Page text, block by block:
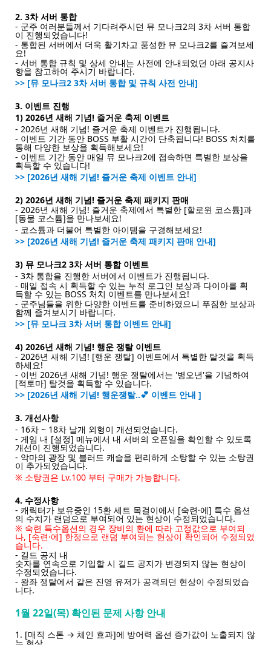
2. 3차 서버 통합
- 군주 여러분들께서 기다려주시던 뮤 모나크2의 3차 서버 통합
이 진행되었습니다!
- 통합된 서버에서 더욱 활기차고 풍성한 뮤 모나크2를 즐겨보세
요!
- 서버 통합 규칙 및 상세 안내는 사전에 안내되었던 아래 공지사
항을 참고하여 주시기 바랍니다.
>> [뮤 모나크2 3차 서버 통합 및 규칙 사전 안내]
3. 이벤트 진행
1) 2026년 새해 기념! 즐거운 축제 이벤트
- 2026년 새해 기념! 즐거운 축제 이벤트가 진행됩니다.
- 이벤트 기간 동안 BOSS 부활 시간이 단축됩니다! BOSS 처치를
통해 다양한 보상을 획득해보세요!
- 이벤트 기간 동안 매일 뮤 모나크2에 접속하면 특별한 보상을
획득할 수 있습니다!
>> [2026년 새해 기념! 즐거운 축제 이벤트 안내]
2)2026년 새해 기념! 즐거운 축제 패키지 판매
- 2026년 새해 기념! 즐거운 축제에서 특별한 [할로윈 코스튬]과
[동물 코스튬]을 만나보세요!
- 코스튬과 더불어 특별한 아이템을 구경해보세요!
>> [2026년 새해 기념! 즐거운 축제 패키지 판매 안내]
3) 뮤 모나크2 3차 서버 통합 이벤트
- 3차 통합을 진행한 서버에서 이벤트가 진행됩니다.
- 매일 접속 시 획득할 수 있는 누적 로그인 보상과 다이아를 획
득할 수 있는 BOSS 처치 이벤트를 만나보세요!
- 군주님들을 위한 다양한 이벤트를 준비하였으니 푸짐한 보상과
함께 즐겨보시기 바랍니다.
>> [뮤 모나크 3차 서버 통합 이벤트 안내]
4) 2026년 새해 기념! 행운 쟁탈 이벤트
- 2026년 새해 기념! [행운 쟁탈] 이벤트에서 특별한 탈것을 획득
하세요!
- 이번 2026년 새해 기념! 행운 쟁탈에서는 '병오년'을 기념하여
[적토마] 탈것을 획득할 수 있습니다.
>> [2026년 새해 기념! 행운쟁탈..💕 이벤트 안내 ]
3. 개선사항
- 16차 ~ 18차 날개 외형이 개선되었습니다.
- 게임 내 [설정] 메뉴에서 내 서버의 오픈일을 확인할 수 있도록
개선이 진행되었습니다.
- 악마의 광장 및 블러드 캐슬을 편리하게 소탕할 수 있는 소탕권
이 추가되었습니다.
※ 소탕권은 Lv.100 부터 구매가 가능합니다.
4. 수정사항
- 캐릭터가 보유중인 15환 세트 목걸이에서 [숙련·에] 특수 옵션
의 수치가 랜덤으로 부여되어 있는 현상이 수정되었습니다.
※ 숙련 특수옵션의 경우 장비의 환에 따라 고정값으로 부여되
나, [숙련·에] 한정으로 랜덤 부여되는 현상이 확인되어 수정되었
습니다.
- 길드 공지 내
숫자를 연속으로 기입할 시 길드 공지가 변경되지 않는 현상이
수정되었습니다.
- 왕좌 쟁탈에서 같은 진영 유저가 공격되던 현상이 수정되었습
니다.
1월 22일(목) 확인된 문제 사항 안내
1. [매직 스톤 → 체인 효과]에 방어력 옵션 증가값이 노출되지 않